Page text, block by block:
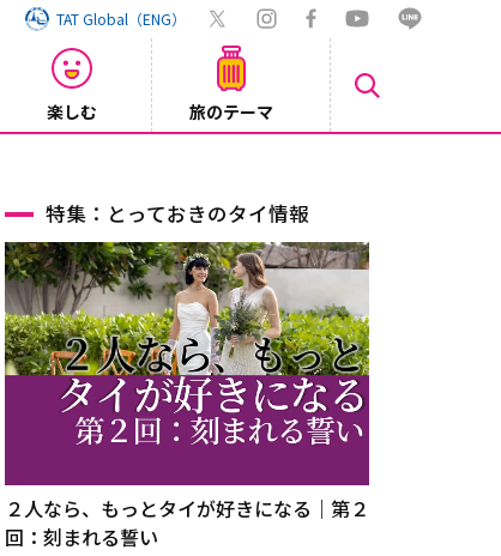
TAT Global（ENG）
楽しむ 旅のテーマ
特集：とっておきのタイ情報
２人なら、もっとタイが好きになる｜第２
回：刻まれる誓い